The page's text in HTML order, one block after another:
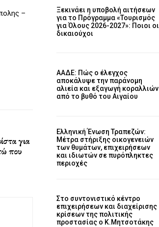
–
για
που
Ξεκινάει η υποβολή αιτήσεων
για το Πρόγραμμα «Τουρισμός
για Όλους 2026-2027»: Ποιοι οι
δικαιούχοι
ΑΑΔΕ: Πώς ο έλεγχος
αποκάλυψε την παράνομη
αλιεία και εξαγωγή κοραλλιών
από το βυθό του Αιγαίου
Ελληνική Ένωση Τραπεζών:
Μέτρα στήριξης οικογενειών
των θυμάτων, επιχειρήσεων
και ιδιωτών σε πυρόπληκτες
περιοχές
Στο συντονιστικό κέντρο
επιχειρήσεων και διαχείρισης
κρίσεων της πολιτικής
προστασίας ο Κ.Μητσοτάκης